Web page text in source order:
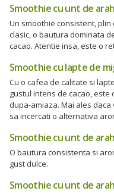
Smoothie cu unt de
Un smoothie consistent,
clasic, o bautura dominata
cacao. Atentie insa, este o
Smoothie cu lapte de
Cu o cafea de calitate si
gustul intens de cacao,
dupa-amiaza. Mai ales
sa incercati o alternativa
Smoothie cu unt de
O bautura consistenta si
gust dulce.
Smoothie cu unt de